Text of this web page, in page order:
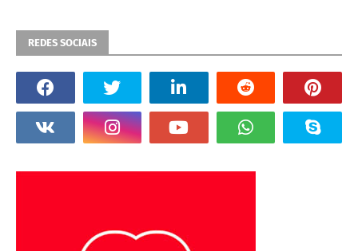
REDES SOCIAIS